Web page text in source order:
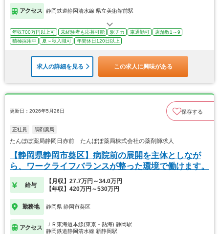
アクセス 静岡鉄道静岡清水線 県立美術館前駅
年収700万円以上可 未経験者も応募可能 駅チカ 車通勤可
店舗数1～9
積極採用中
夏～秋入職可 年間休日120日以上
求人の詳細を見る この求人に興味がある
更新日：2026年5月26日 保存する
正社員 調剤薬局
たんぽぽ薬局静岡日赤前 たんぽぽ薬局株式会社の薬剤師求人
【静岡県静岡市葵区】病院前の展開を主体としなが
ら、ワークライフバランスが整った環境で働けます。
給与
【月収】27.7万円～34.0万円
【年収】420万円～530万円
勤務地 静岡県 静岡市葵区
アクセス
ＪＲ東海道本線(東京－熱海) 静岡駅
静岡鉄道静岡清水線 新静岡駅